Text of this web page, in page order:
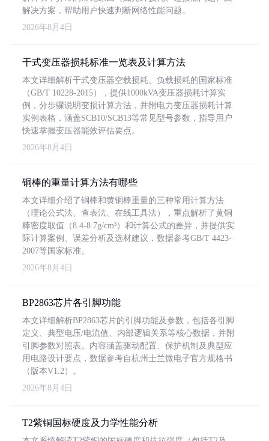
解决方案，帮助用户快速判断网络性能问题。
2026年8月4日
干式变压器损耗标准一览表及计算方法
本文详细解析干式变压器空载损耗、负载损耗的国家标准
（GB/T 10228-2015），提供1000kVA变压器损耗计算实
例，分步骤说明变损计算方法，并附电力变压器损耗计算
实例表格，涵盖SCB10/SCB13等常见型号参数，指导用户
快速掌握变压器能效评估要点。
2026年8月4日
铜棒的重量计算方法有哪些
本文详细介绍了铜棒和黄铜棒重量的三种常用计算方法
（理论公式法、查表法、在线工具法），重点解析了黄铜
棒密度取值（8.4-8.7g/cm³）和计算公式的差异，并提供实
际计算案例、误差分析及选材建议，数据参考GB/T 4423-
2007等国家标准。
2026年8月4日
BP2863芯片各引脚功能
本文详细解析BP2863芯片的引脚功能及参数，包括各引脚
定义、典型电压/电流值、内部逻辑关系等核心数据，并附
引脚参数对照表。内容涵盖驱动配置、保护机制及典型应
用电路设计要点，数据参考自杭州士兰微电子官方规格书
（版本V1.2）。
2026年8月4日
T2紫铜国标硬度及力学性能分析